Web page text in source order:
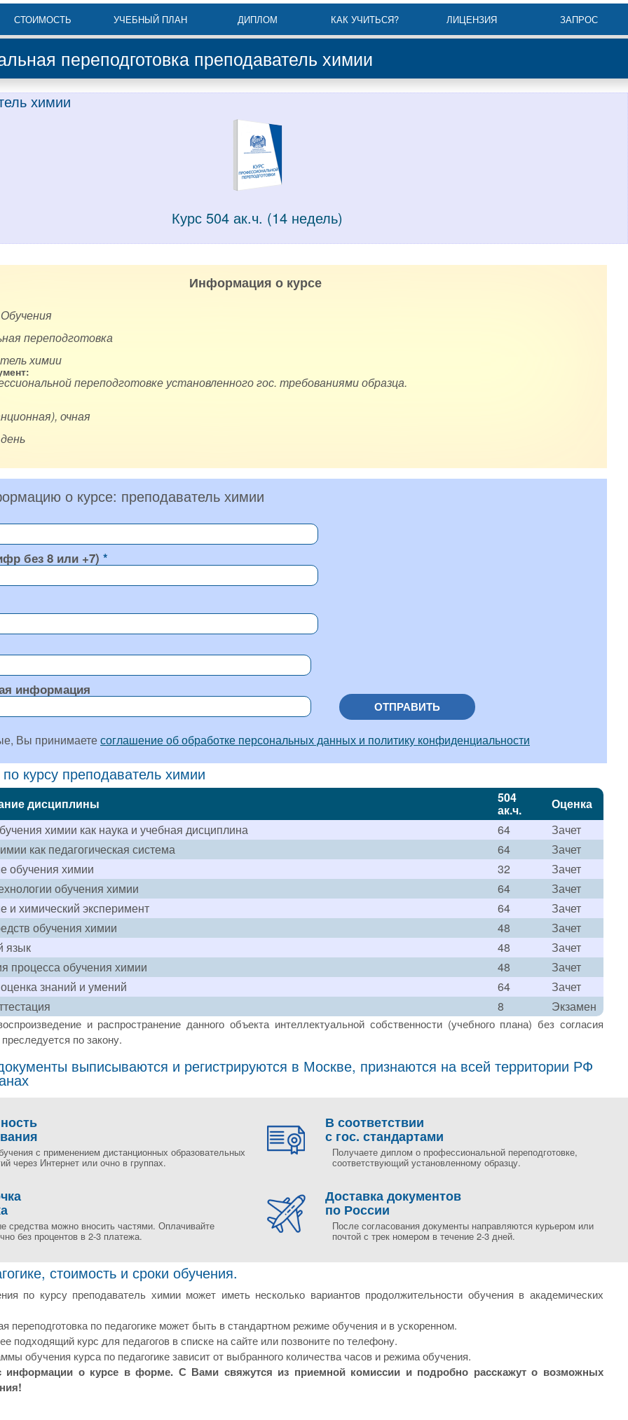
СТОИМОСТЬ УЧЕБНЫЙ ПЛАН ДИПЛОМ КАК УЧИТЬСЯ? ЛИЦЕНЗИЯ ЗАПРОС
переподготовка преподаватель химии
химии
Курс 504 ак.ч. (14 недель)
Информация о курсе
переподготовка
химии
переподготовке установленного гос. требованиями образца.
очная
о курсе: преподаватель химии
без 8 или +7)
информация
ОТПРАВИТЬ
Вы принимаетесоглашение об обработке персональных данных и политику конфиденциальности
курсу преподаватель химии
дисциплины 504
ак.ч.
Оценка
химии как наука и учебная дисциплина 64
Зачет
как педагогическая система 64
Зачет
обучения химии 32
Зачет
обучения химии 64
Зачет
и химический эксперимент 64
Зачет
обучения химии 48
Зачет
язык 48
Зачет
процесса обучения химии 48
Зачет
знаний и умений 64
Зачет
8 Экзамен
и распространение данного объекта интеллектуальной собственности (учебного плана) без согласия
по закону.
выписываются и регистрируются в Москве, признаются на всей территории РФ
с применением дистанционных образовательных
через Интернет или очно в группах.
В соответствии
с гос. стандартами
Получаете диплом о профессиональной переподготовке,
соответствующий установленному образцу.
средства можно вносить частями. Оплачивайте
без процентов в 2-3 платежа.
Доставка документов
по России
После согласования документы направляются курьером или
почтой с трек номером в течение 2-3 дней.
стоимость и сроки обучения.
по курсу преподаватель химии может иметь несколько вариантов продолжительности обучения в академических
переподготовка по педагогике может быть в стандартном режиме обучения и в ускоренном.
подходящий курс для педагогов в списке на сайте или позвоните по телефону.
обучения курса по педагогике зависит от выбранного количества часов и режима обучения.
информации о курсе в форме. С Вами свяжутся из приемной комиссии и подробно расскажут о возможных